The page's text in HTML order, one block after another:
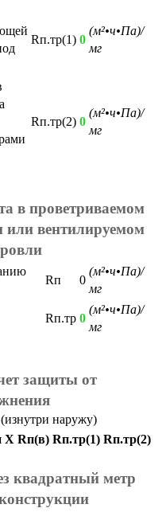
Rп.тр(1) 0
(м²•ч•Па)/
мг
Rп.тр(2) 0
(м²•ч•Па)/
мг
в проветриваемом
или вентилируемом
Rп 0
(м²•ч•Па)/
мг
Rп.тр 0
(м²•ч•Па)/
мг
защиты от
наружу)
X Rп(в) Rп.тр(1) Rп.тр(2)
квадратный метр